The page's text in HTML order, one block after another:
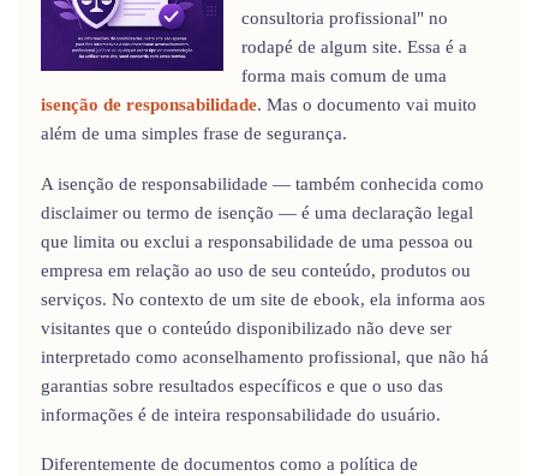
consultoria profissional" no
rodapé de algum site. Essa é a
forma mais comum de uma
isenção de responsabilidade. Mas o documento vai muito
além de uma simples frase de segurança.
A isenção de responsabilidade — também conhecida como
disclaimer ou termo de isenção — é uma declaração legal
que limita ou exclui a responsabilidade de uma pessoa ou
empresa em relação ao uso de seu conteúdo, produtos ou
serviços. No contexto de um site de ebook, ela informa aos
visitantes que o conteúdo disponibilizado não deve ser
interpretado como aconselhamento profissional, que não há
garantias sobre resultados específicos e que o uso das
informações é de inteira responsabilidade do usuário.
Diferentemente de documentos como a política de